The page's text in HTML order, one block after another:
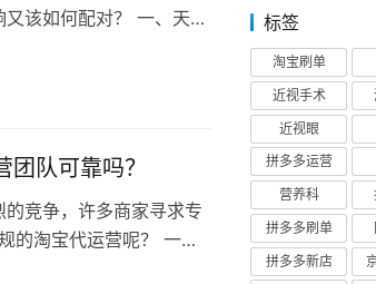
该如何配对？ 一、天猫
队可靠吗？
竞争，许多商家寻求专
的淘宝代运营呢？ 一、
标签
淘宝刷单
近视手术
近视眼
拼多多运营
营养科
拼多多刷单
拼多多新店